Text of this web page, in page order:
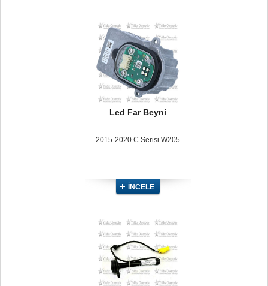
Led Far Beyni
2015-2020 C Serisi W205
İNCELE